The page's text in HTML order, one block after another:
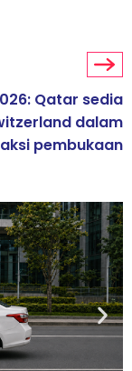
Qatar sedia
dalam
aksi pembukaan